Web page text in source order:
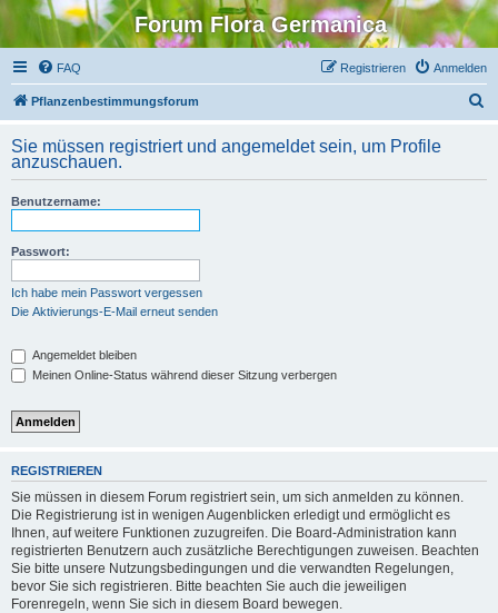
Forum Flora Germanica
FAQ Anmelden
Registrieren
Pflanzenbestimmungsforum
h
Sie müssen registriert und angemeldet sein, um Profile
anzuschauen.
Benutzername:
Passwort:
Ich habe mein Passwort vergessen
Die Aktivierungs-E-Mail erneut senden
Angemeldet bleiben
Meinen Online-Status während dieser Sitzung verbergen
REGISTRIEREN
Sie müssen in diesem Forum registriert sein, um sich anmelden zu können.
Die Registrierung ist in wenigen Augenblicken erledigt und ermöglicht es
Ihnen, auf weitere Funktionen zuzugreifen. Die Board-Administration kann
registrierten Benutzern auch zusätzliche Berechtigungen zuweisen. Beachten
Sie bitte unsere Nutzungsbedingungen und die verwandten Regelungen,
bevor Sie sich registrieren. Bitte beachten Sie auch die jeweiligen
Forenregeln, wenn Sie sich in diesem Board bewegen.